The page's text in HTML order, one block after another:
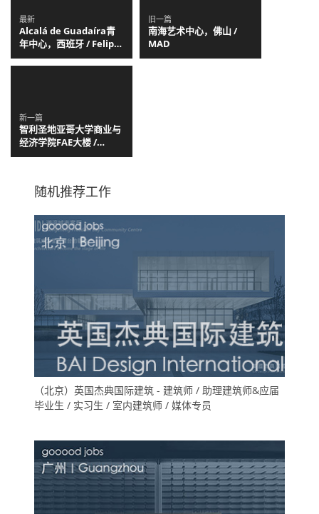
最新
Alcalá de Guadaíra青
年中心，西班牙 / Felipe
Retuerto + Dunar
Arquitectos
旧一篇
南海艺术中心，佛山 /
MAD
新一篇
智利圣地亚哥大学商业与
经济学院FAE大楼 /
Marsino Arquitectura
随机推荐工作
（北京）英国杰典国际建筑 - 建筑师 / 助理建筑师&应届
毕业生 / 实习生 / 室内建筑师 / 媒体专员